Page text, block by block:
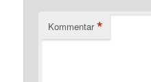
Kommentar *